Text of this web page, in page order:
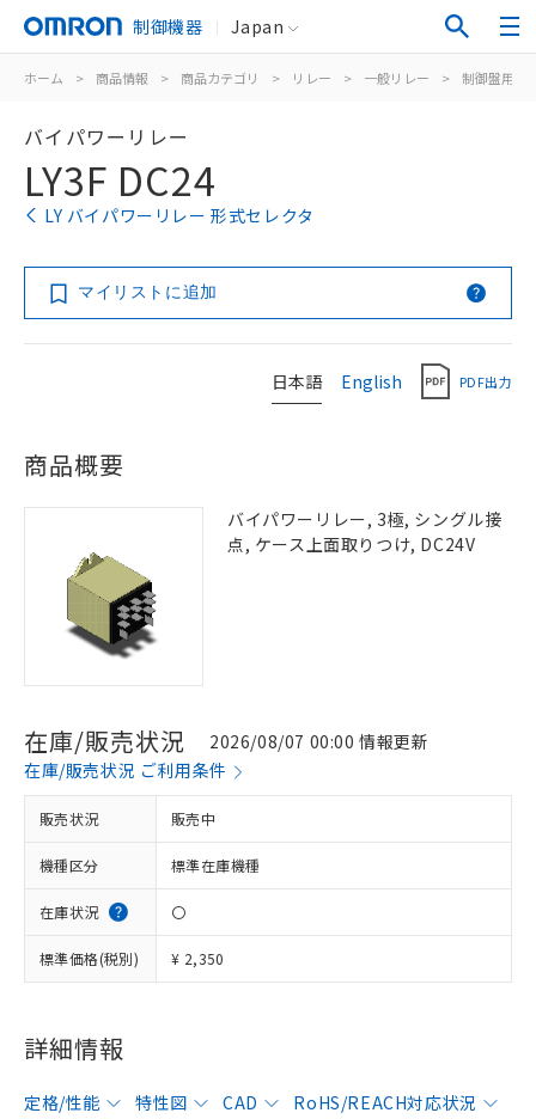
制御機器 Japan
ホーム > 商品情報 > 商品カテゴリ > リレー > 一般リレー > 制御盤用
バイパワーリレー
LY3F DC24
LY バイパワーリレー 形式セレクタ
マイリストに追加
日本語 English PDF出力
商品概要
バイパワーリレー, 3極, シングル接
点, ケース上面取りつけ, DC24V
在庫/販売状況
2026/08/07 00:00 情報更新
在庫/販売状況 ご利用条件
販売状況 販売中
機種区分 標準在庫機種
在庫状況 〇
標準価格(税別) ¥ 2,350
詳細情報
定格/性能 特性図 CAD
RoHS/REACH対応状況